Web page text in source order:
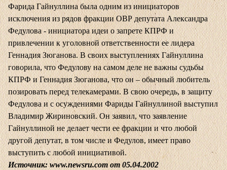
Фарида Гайнуллина была одним из инициаторов
исключения из рядов фракции ОВР депутата Александра
Федулова - инициатора идеи о запрете КПРФ и
привлечении к уголовной ответственности ее лидера
Геннадия Зюганова. В своих выступлениях Гайнуллина
говорила, что Федулову на самом деле не важны судьбы
КПРФ и Геннадия Зюганова, что он – обычный любитель
позировать перед телекамерами. В свою очередь, в защиту
Федулова и с осуждениями Фариды Гайнуллиной выступил
Владимир Жириновский. Он заявил, что заявление
Гайнуллиной не делает чести ее фракции и что любой
другой депутат, в том числе и Федулов, имеет право
выступить с любой инициативой.
Источник:www.newsru.comот 05.04.2002